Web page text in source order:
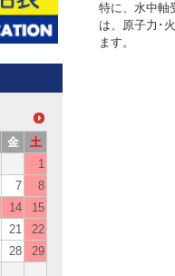
金
土
1
7
8
14
15
21
22
28
29
特に、水中軸
は、原子力･
ます。